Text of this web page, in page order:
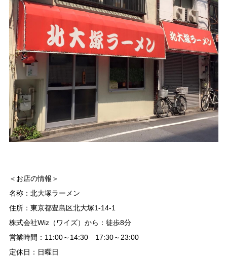
＜お店の情報＞
名称：北大塚ラーメン
住所：東京都豊島区北大塚1-14-1
株式会社Wiz（ワイズ）から：徒歩8分
営業時間：11:00～14:30 17:30～23:00
定休日：日曜日